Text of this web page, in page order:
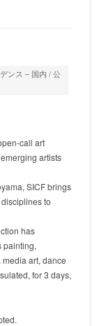
ンス – 国内 /公
call art
artists
SICF brings
to
has
painting,
art, dance
for 3 days,